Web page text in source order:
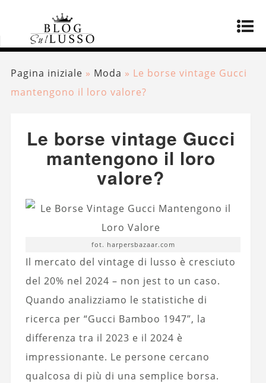
Pagina iniziale » Moda » Le borse vintage Gucci
mantengono il loro valore?
Le borse vintage Gucci
mantengono il loro
valore?
fot. harpersbazaar.com
Il mercato del vintage di lusso è cresciuto
del 20% nel 2024 – non jest to un caso.
Quando analizziamo le statistiche di
ricerca per “Gucci Bamboo 1947”, la
differenza tra il 2023 e il 2024 è
impressionante. Le persone cercano
qualcosa di più di una semplice borsa.